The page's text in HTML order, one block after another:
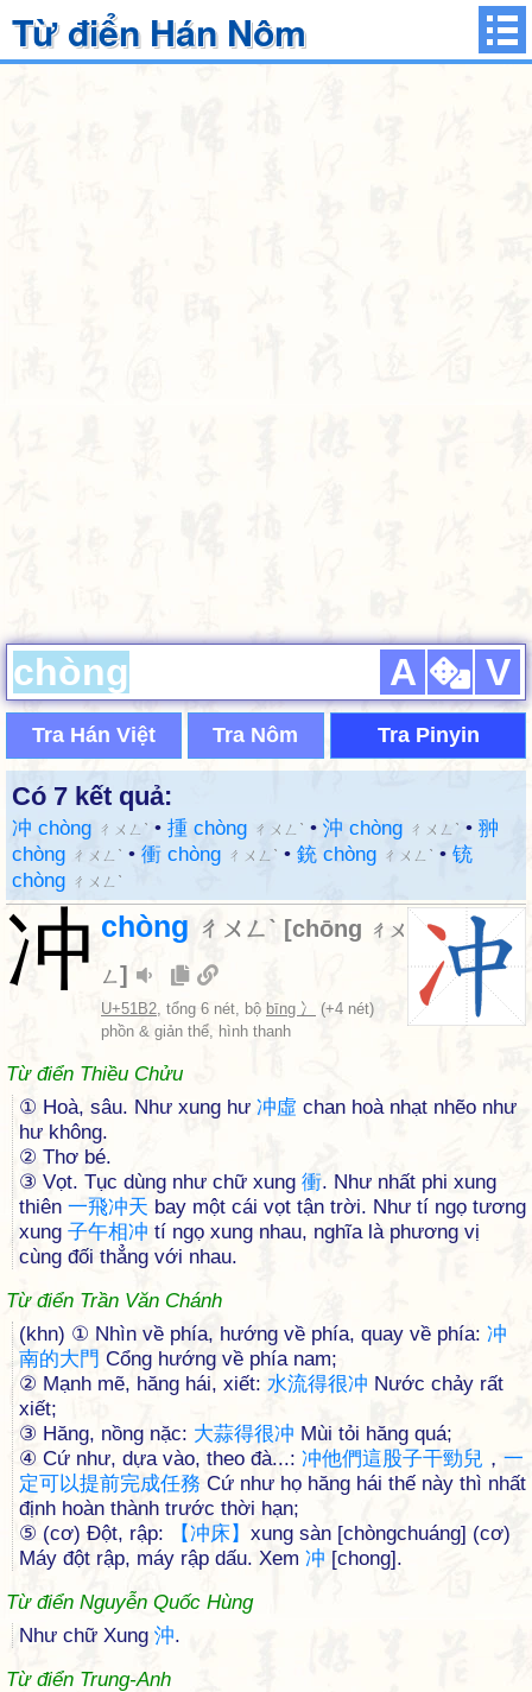
Từ điển Hán Nôm
A V
Tra Hán Việt Tra Nôm Tra Pinyin
Có 7 kết quả:
冲 chòng ㄔㄨㄥˋ • 揰 chòng ㄔㄨㄥˋ • 沖 chòng ㄔㄨㄥˋ • 翀
chòng ㄔㄨㄥˋ • 衝 chòng ㄔㄨㄥˋ • 銃 chòng ㄔㄨㄥˋ • 铳
chòng ㄔㄨㄥˋ
冲 chòng ㄔㄨㄥˋ [chōng ㄔㄨ
ㄥ]
U+51B2, tổng 6 nét, bộ bīng 冫
(+4 nét)
phồn & giản thể, hình thanh
Từ điển Thiều Chửu
① Hoà, sâu. Như xung hư 冲虛 chan hoà nhạt nhẽo như
hư không.
② Thơ bé.
③ Vọt. Tục dùng như chữ xung 衝. Như nhất phi xung
thiên 一飛冲天 bay một cái vọt tận trời. Như tí ngọ tương
xung 子午相冲 tí ngọ xung nhau, nghĩa là phương vị
cùng đối thẳng với nhau.
Từ điển Trần Văn Chánh
(khn) ① Nhìn về phía, hướng về phía, quay về phía: 冲
南的大門 Cổng hướng về phía nam;
② Mạnh mẽ, hăng hái, xiết: 水流得很冲 Nước chảy rất
xiết;
③ Hăng, nồng nặc: 大蒜得很冲 Mùi tỏi hăng quá;
④ Cứ như, dựa vào, theo đà...: 冲他們這股子干勁兒 ， 一
定可以提前完成任務 Cứ như họ hăng hái thế này thì nhất
định hoàn thành trước thời hạn;
⑤ (cơ) Đột, rập:
【冲床 】 xung sàn [chòngchuáng] (cơ)
Máy đột rập, máy rập dấu. Xem 冲 [chong].
Từ điển Nguyễn Quốc Hùng
Như chữ Xung 沖.
Từ điển Trung-Anh